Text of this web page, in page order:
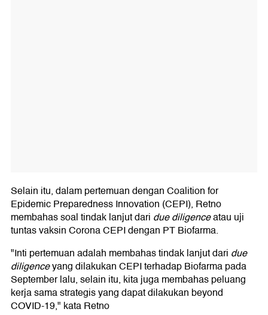
Selain itu, dalam pertemuan dengan Coalition for
Epidemic Preparedness Innovation (CEPI), Retno
membahas soal tindak lanjut dari due diligenceatau uji
tuntas vaksin Corona CEPI dengan PT Biofarma.
"Inti pertemuan adalah membahas tindak lanjut dari due
diligenceyang dilakukan CEPI terhadap Biofarma pada
September lalu, selain itu, kita juga membahas peluang
kerja sama strategis yang dapat dilakukan beyond
COVID-19," kata Retno